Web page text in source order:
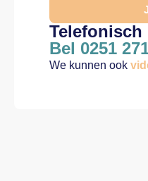
Telefonisch
Bel 0251
We kunnen ook